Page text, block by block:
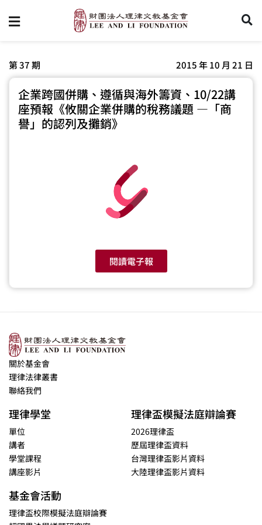
第 37 期 2015 年 10 月 21 日
企業跨國併購、遵循與海外籌資、10/22講
座預報《攸關企業併購的稅務議題 —「商
譽」的認列及攤銷》
閱讀電子報
關於基金會
理律法律叢書
聯絡我們
理律學堂
單位
講者
學堂課程
講座影片
理律盃模擬法庭辯論賽
2026理律盃
歷屆理律盃資料
台灣理律盃影片資料
大陸理律盃影片資料
基金會活動
理律盃校際模擬法庭辯論賽